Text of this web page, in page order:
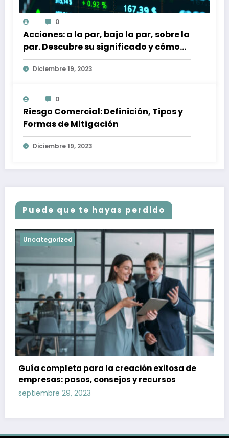
0
Acciones: a la par, bajo la par, sobre la
par. Descubre su significado y cómo
afectan a tu inversión
Diciembre 19, 2023
0
Riesgo Comercial: Definición, Tipos y
Formas de Mitigación
Diciembre 19, 2023
Puede que te hayas perdido
Uncategorized
Guía completa para la creación exitosa de
empresas: pasos, consejos y recursos
septiembre 29, 2023